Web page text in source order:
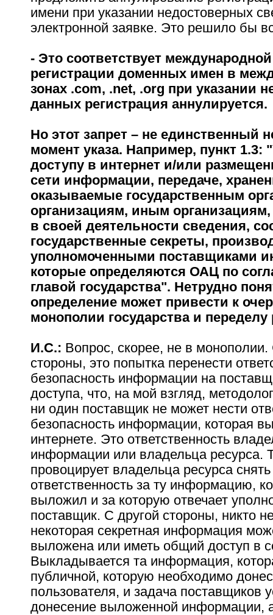
имени при указании недостоверных
электронной заявке. Это решило бы
- Это соответствует
регистрации доменных имен в
зонах .com, .net, .org при указании
данных регистрация аннулируется.
Но этот запрет – не единственный
момент указа. Например, пункт 1.3:
доступу в интернет и/или
сети информации, передаче,
оказываемые государственным
организациям, иным
в своей деятельности сведения,
государственные секреты,
уполномоченными поставщиками
которые определяются ОАЦ по
главой государства". Нетрудно
определение может привести к
монополии государства и переделу
И.С.: Вопрос, скорее, не в
стороны, это попытка перенести
безопасность информации на
доступа, что, на мой взгляд,
ни один поставщик не может нести
безопасность информации, которая
интернете. Это ответственность
информации или владельца ресурса.
провоцирует владельца ресурса
ответственность за ту информацию,
выложил и за которую отвечает
поставщик. С другой стороны, никто
некоторая секретная информация
выложена или иметь общий доступ в
Выкладывается та информация,
публичной, которую необходимо
пользователя, и задача поставщиков
донесение выложенной информации,